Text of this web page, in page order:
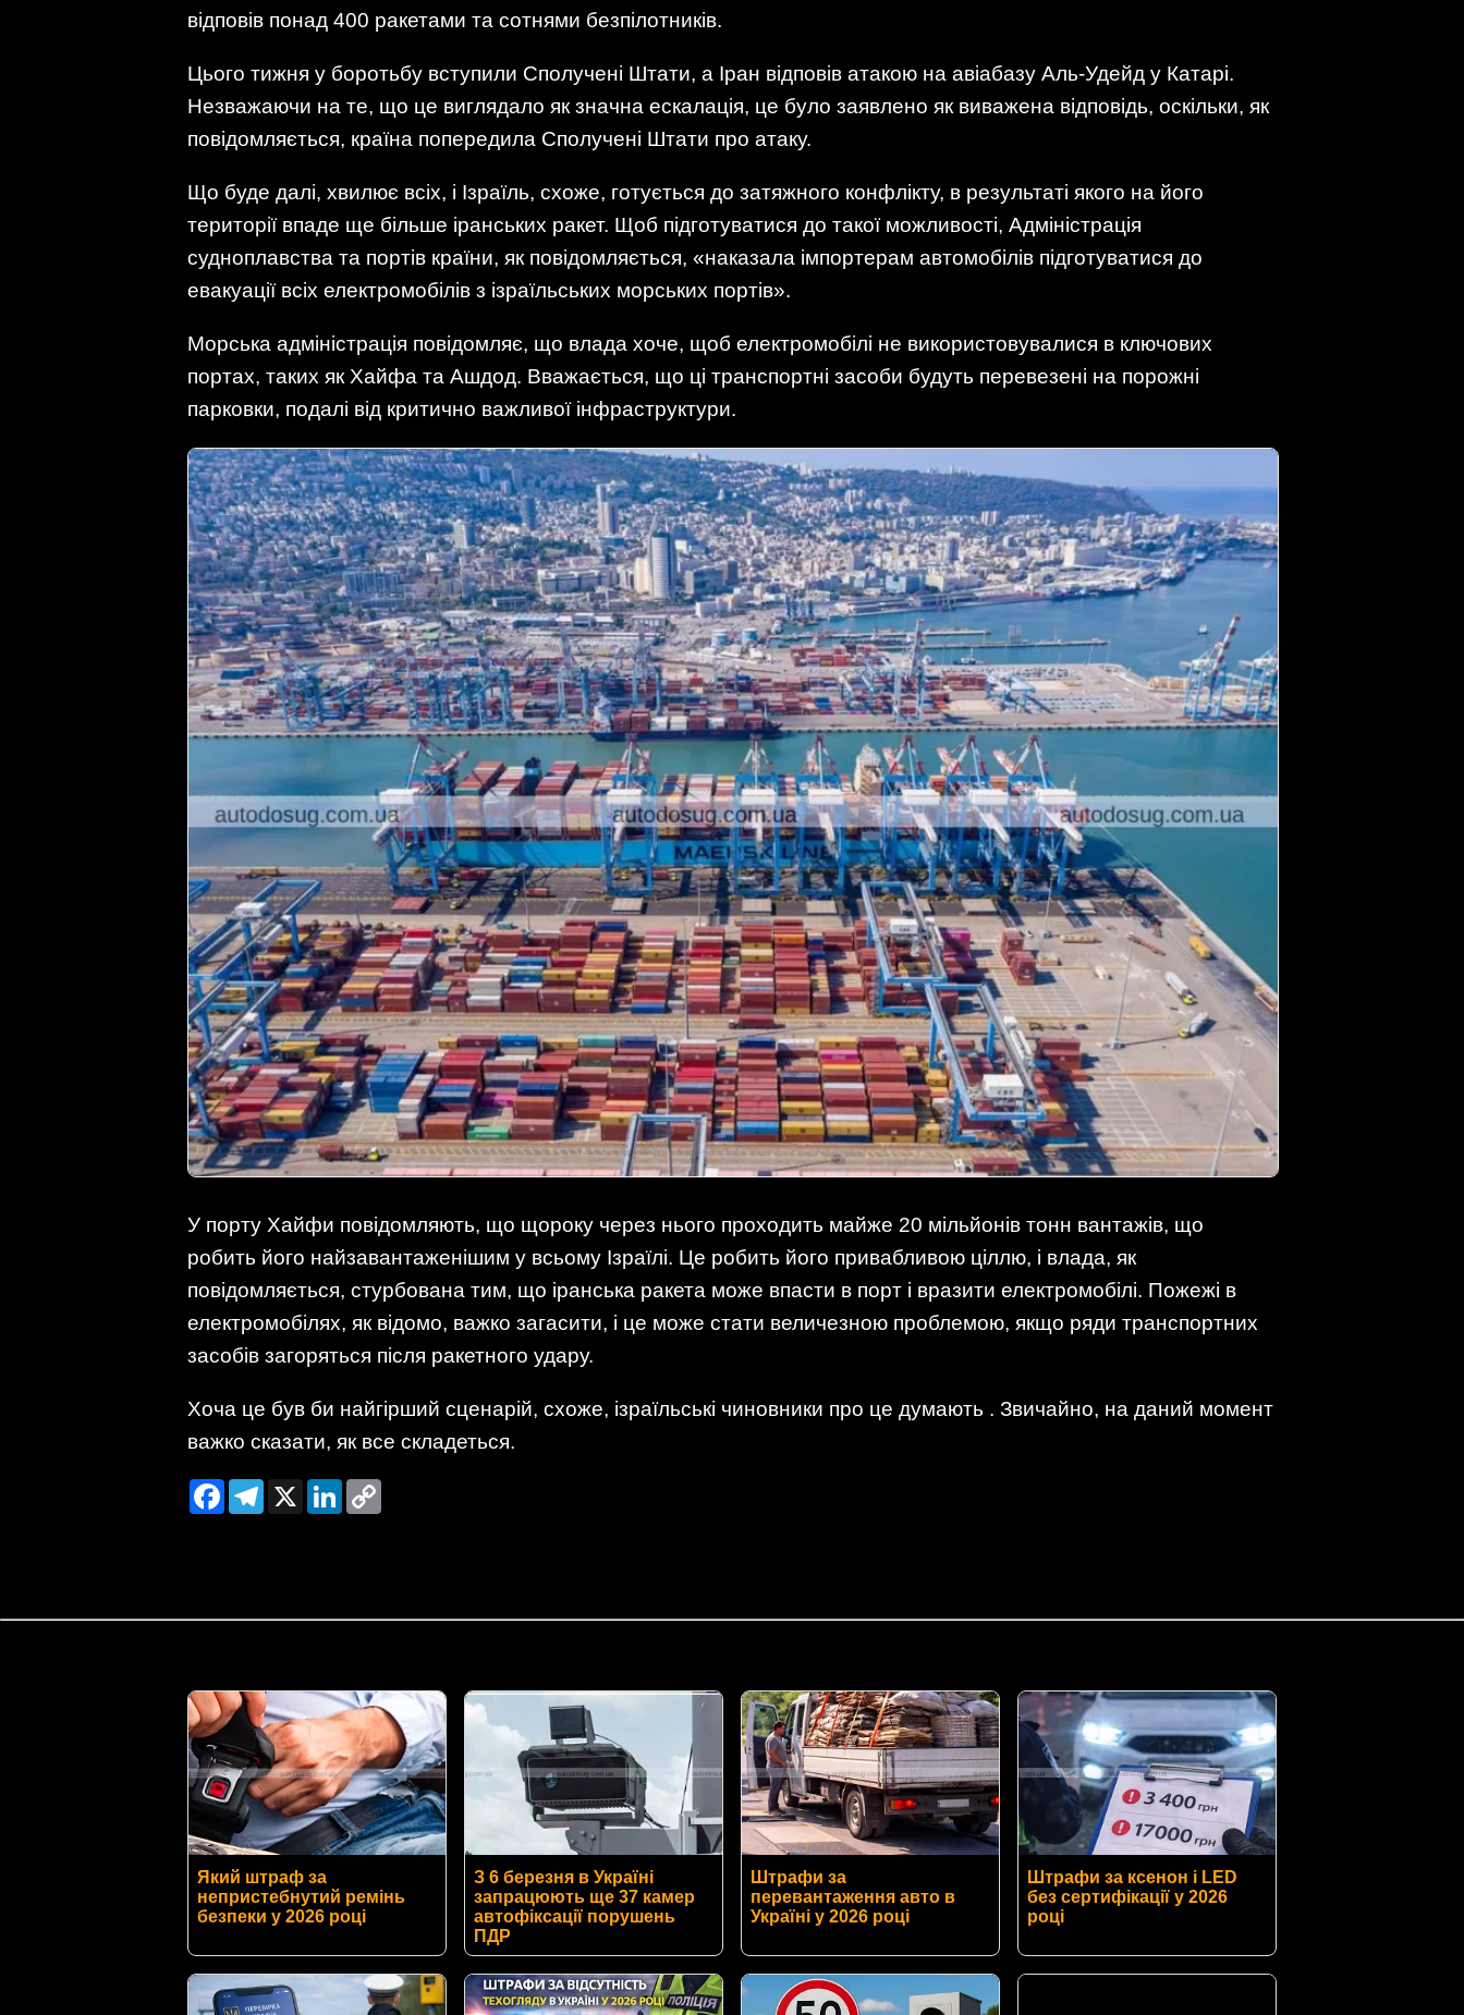
відповів понад 400 ракетами та сотнями безпілотників.
Цього тижня у боротьбу вступили Сполучені Штати, а Іран відповів атакою на авіабазу Аль-Удейд у Катарі.
Незважаючи на те, що це виглядало як значна ескалація, це було заявлено як виважена відповідь, оскільки, як
повідомляється, країна попередила Сполучені Штати про атаку.
Що буде далі, хвилює всіх, і Ізраїль, схоже, готується до затяжного конфлікту, в результаті якого на його
території впаде ще більше іранських ракет. Щоб підготуватися до такої можливості, Адміністрація
судноплавства та портів країни, як повідомляється, «наказала імпортерам автомобілів підготуватися до
евакуації всіх електромобілів з ізраїльських морських портів».
Морська адміністрація повідомляє, що влада хоче, щоб електромобілі не використовувалися в ключових
портах, таких як Хайфа та Ашдод. Вважається, що ці транспортні засоби будуть перевезені на порожні
парковки, подалі від критично важливої ​​інфраструктури.
У порту Хайфи повідомляють, що щороку через нього проходить майже 20 мільйонів тонн вантажів, що
робить його найзавантаженішим у всьому Ізраїлі. Це робить його привабливою ціллю, і влада, як
повідомляється, стурбована тим, що іранська ракета може впасти в порт і вразити електромобілі. Пожежі в
електромобілях, як відомо, важко загасити, і це може стати величезною проблемою, якщо ряди транспортних
засобів загоряться після ракетного удару.
Хоча це був би найгірший сценарій, схоже, ізраїльські чиновники про це думають . Звичайно, на даний момент
важко сказати, як все складеться.
FacebookTelegram
X LinkedIn
Який штраф за
непристебнутий ремінь
безпеки у 2026 році
З 6 березня в Україні
запрацюють ще 37 камер
автофіксації порушень
ПДР
Штрафи за
перевантаження авто в
Україні у 2026 році
Штрафи за ксенон і LED
без сертифікації у 2026
році